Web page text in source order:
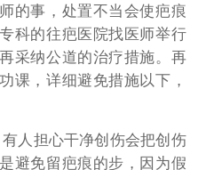
的事，处置不当会使疤痕
科的往疤医院找医师举行
采纳公道的治疗措施。再
课，详细避免措施以下，
担心干净创伤会把创伤
避免留疤痕的步，因为假